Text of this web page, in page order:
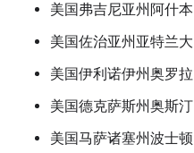
美国弗吉尼亚州阿什本
美国佐治亚州亚特兰大
美国伊利诺伊州奥罗拉
美国德克萨斯州奥斯汀
美国马萨诸塞州波士顿